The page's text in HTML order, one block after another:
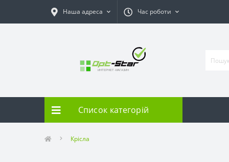
Наша адреса Час роботи
Список категорій
Крісла